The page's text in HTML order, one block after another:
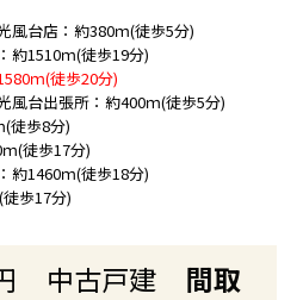
風台店：約380ｍ(徒歩5分)
約1510ｍ(徒歩19分)
ｍ(徒歩20分)
風台出張所：約400ｍ(徒歩5分)
徒歩8分)
(徒歩17分)
約1460ｍ(徒歩18分)
歩17分)
中古戸建
間取